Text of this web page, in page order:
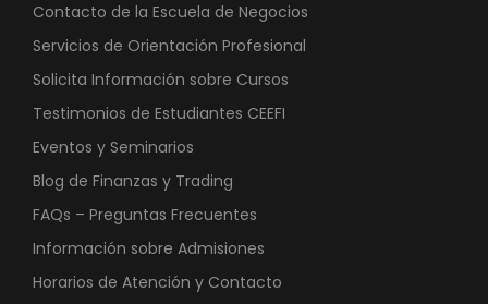
Contacto de la Escuela de Negocios
Servicios de Orientación Profesional
Solicita Información sobre Cursos
Testimonios de Estudiantes CEEFI
Eventos y Seminarios
Blog de Finanzas y Trading
FAQs – Preguntas Frecuentes
Información sobre Admisiones
Horarios de Atención y Contacto